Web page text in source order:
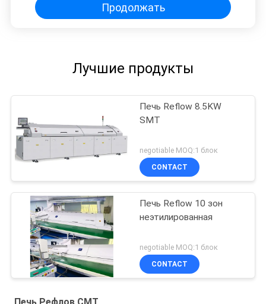
Продолжать
Лучшие продукты
Печь Reflow 8.5KW
SMT
negotiable MOQ:1 блок
CONTACT
Печь Reflow 10 зон
неэтилированная
negotiable MOQ:1 блок
CONTACT